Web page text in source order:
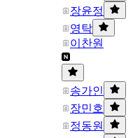
장윤정
영탁
이찬원
송가인
장민호
정동원